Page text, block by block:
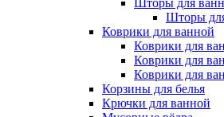
Шторы для
Шторы
Коврики для ванной
Коврики для
Коврики для
Коврики для
Корзины для белья
Крючки для ванной